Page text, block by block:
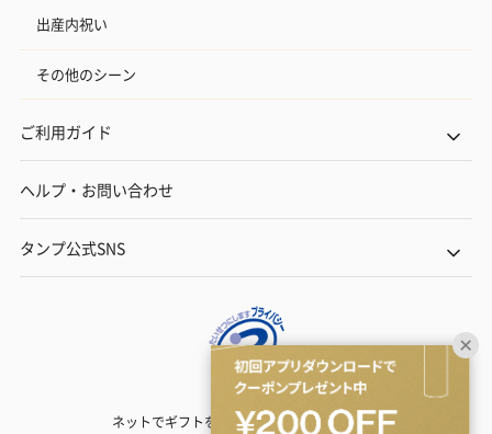
出産内祝い
その他のシーン
ご利用ガイド
ヘルプ・お問い合わせ
タンプ公式SNS
ネットでギフトを贈るなら | TANP（タンプ）